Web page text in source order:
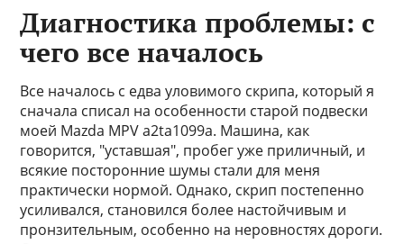
Диагностика проблемы: с
чего все началось
Все началось с едва уловимого скрипа, который я
сначала списал на особенности старой подвески
моей Mazda MPV a2ta1099a. Машина, как
говорится, "уставшая", пробег уже приличный, и
всякие посторонние шумы стали для меня
практически нормой. Однако, скрип постепенно
усиливался, становился более настойчивым и
пронзительным, особенно на неровностях дороги.